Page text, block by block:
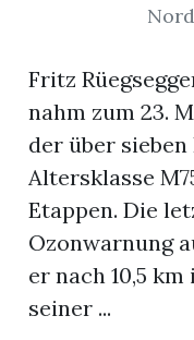
Fritz
nahm zum 23.
der über
Altersklasse
Etappen. Die
Ozonwarnung
er nach 10,5 km
seiner ...